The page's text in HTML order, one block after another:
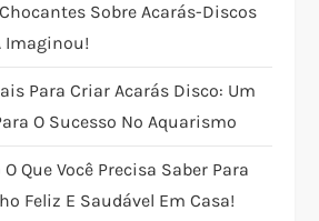
Sobre Acarás-Discos
Imaginou!
Para Criar Acarás Disco: Um
O Sucesso No Aquarismo
Que Você Precisa Saber Para
Feliz E Saudável Em Casa!